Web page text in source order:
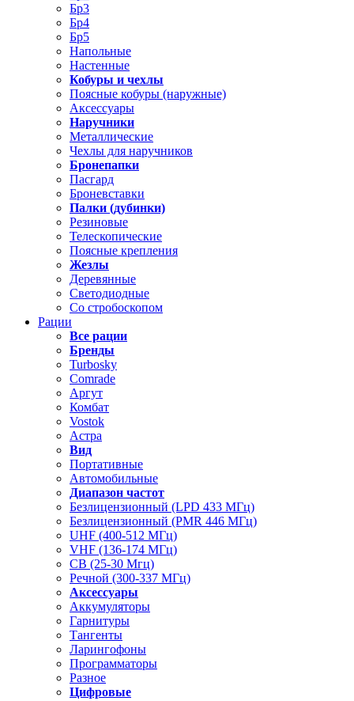
Бр3
Бр4
Бр5
Напольные
Настенные
Кобуры и чехлы
Поясные кобуры (наружные)
Аксессуары
Наручники
Металлические
Чехлы для наручников
Бронепапки
Пасгард
Броневставки
Палки (дубинки)
Резиновые
Телескопические
Поясные крепления
Жезлы
Деревянные
Светодиодные
Со стробоскопом
Рации
Все рации
Бренды
Turbosky
Comrade
Аргут
Комбат
Vostok
Астра
Вид
Портативные
Автомобильные
Диапазон частот
Безлицензионный (LPD 433 МГц)
Безлицензионный (PMR 446 МГц)
UHF (400-512 МГц)
VHF (136-174 МГц)
CB (25-30 Мгц)
Речной (300-337 МГц)
Аксессуары
Аккумуляторы
Гарнитуры
Тангенты
Ларингофоны
Программаторы
Разное
Цифровые